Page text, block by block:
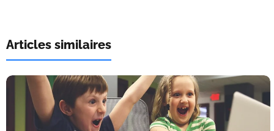
Articles similaires